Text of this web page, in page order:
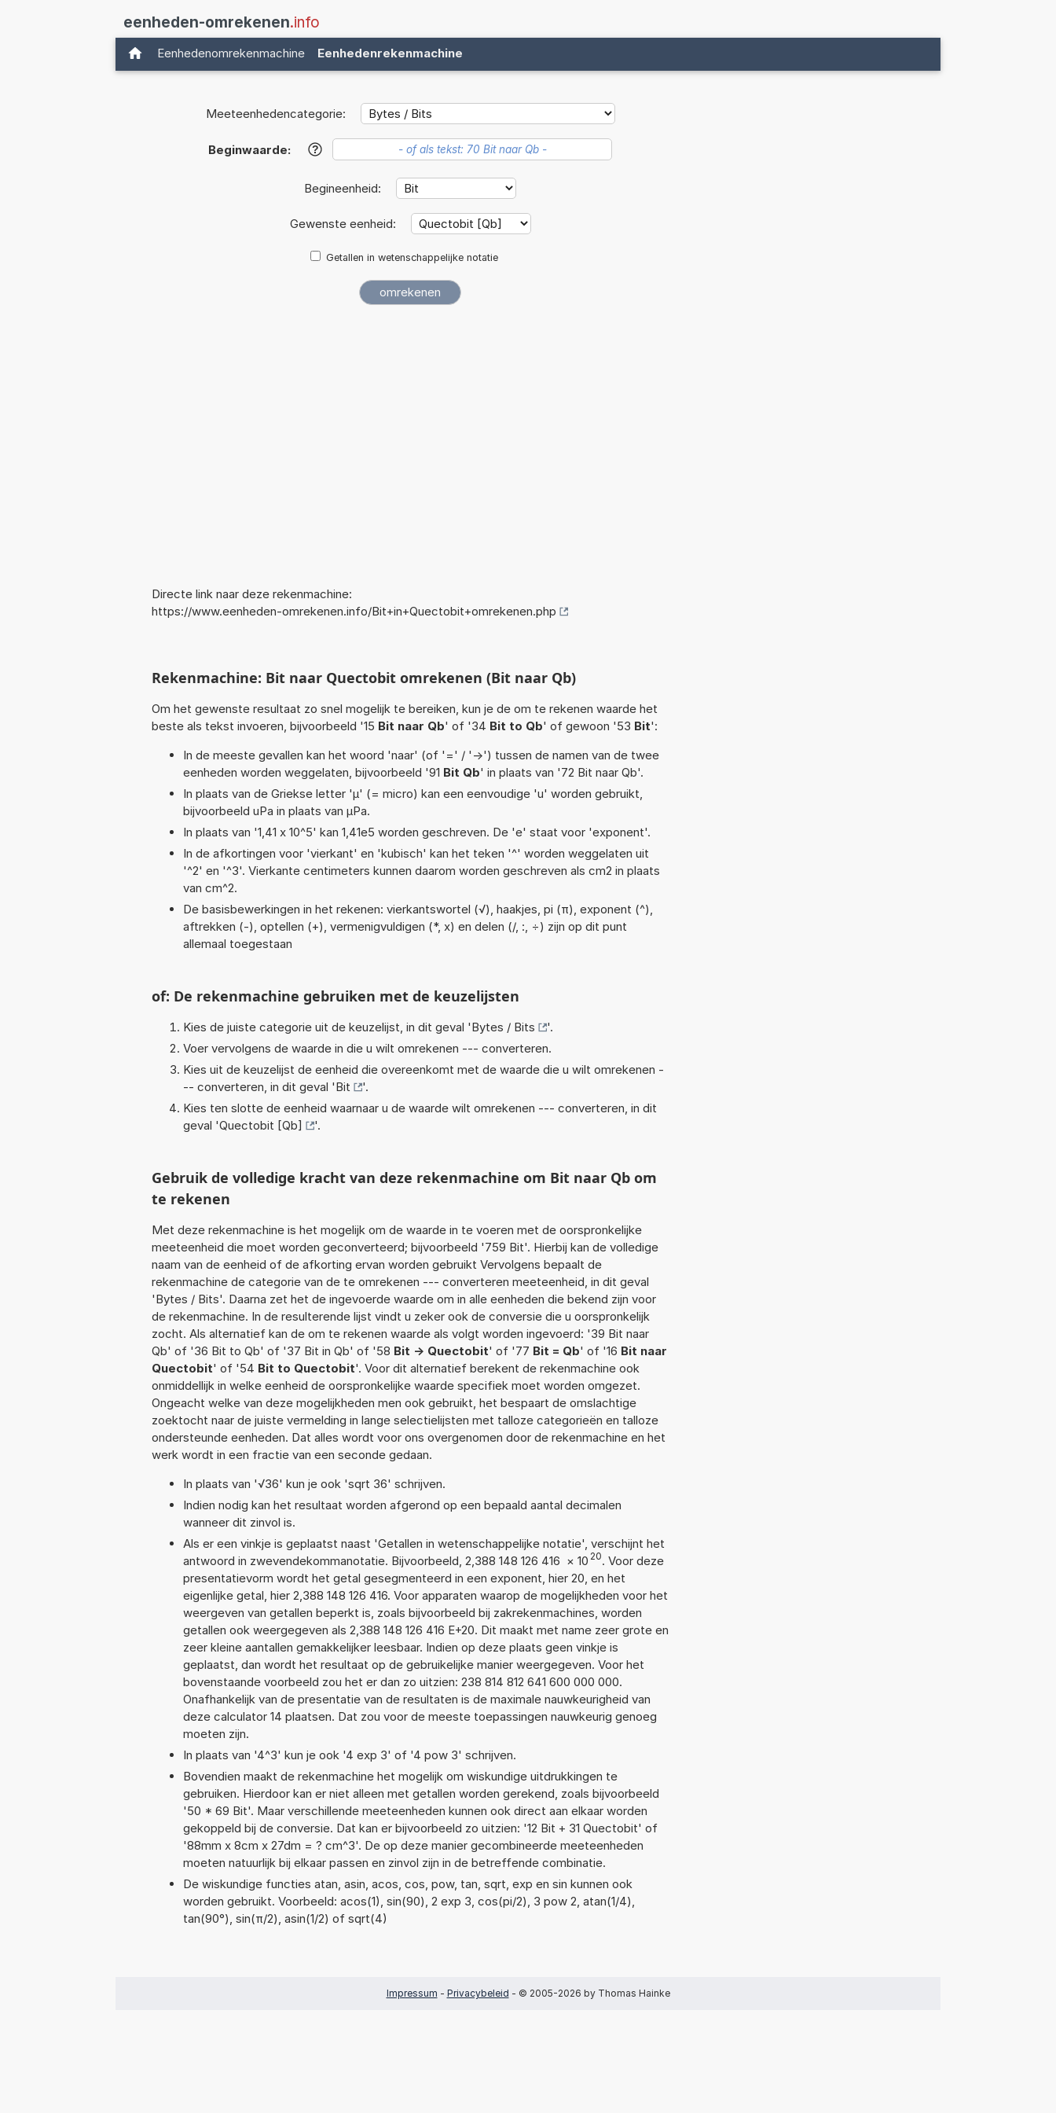
eenheden-omrekenen.info
Eenhedenomrekenmachine Eenhedenrekenmachine
Meeteenhedencategorie:
Beginwaarde: ?
Begineenheid:
Gewenste eenheid:
Getallen in wetenschappelijke notatie
Directe link naar deze rekenmachine:
https://www.eenheden-omrekenen.info/Bit+in+Quectobit+omrekenen.php
Rekenmachine: Bit naar Quectobit omrekenen (Bit naar Qb)
Om het gewenste resultaat zo snel mogelijk te bereiken, kun je de om te rekenen waarde het
beste als tekst invoeren, bijvoorbeeld '15 Bit naar Qb' of '34 Bit to Qb' of gewoon '53 Bit':
In de meeste gevallen kan het woord 'naar' (of '=' / '->') tussen de namen van de twee
eenheden worden weggelaten, bijvoorbeeld '91 Bit Qb' in plaats van '72 Bit naar Qb'.
In plaats van de Griekse letter 'µ' (= micro) kan een eenvoudige 'u' worden gebruikt,
bijvoorbeeld uPa in plaats van µPa.
In plaats van '1,41 x 10^5' kan 1,41e5 worden geschreven. De 'e' staat voor 'exponent'.
In de afkortingen voor 'vierkant' en 'kubisch' kan het teken '^' worden weggelaten uit
'^2' en '^3'. Vierkante centimeters kunnen daarom worden geschreven als cm2 in plaats
van cm^2.
De basisbewerkingen in het rekenen: vierkantswortel (√), haakjes, pi (π), exponent (^),
aftrekken (-), optellen (+), vermenigvuldigen (*, x) en delen (/, :, ÷) zijn op dit punt
allemaal toegestaan
of: De rekenmachine gebruiken met de keuzelijsten
Kies de juiste categorie uit de keuzelijst, in dit geval 'Bytes / Bits
'.
Voer vervolgens de waarde in die u wilt omrekenen --- converteren.
Kies uit de keuzelijst de eenheid die overeenkomt met de waarde die u wilt omrekenen -
-- converteren, in dit geval 'Bit
'.
Kies ten slotte de eenheid waarnaar u de waarde wilt omrekenen --- converteren, in dit
geval 'Quectobit [Qb] '.
Gebruik de volledige kracht van deze rekenmachine om Bit naar Qb om
te rekenen
Met deze rekenmachine is het mogelijk om de waarde in te voeren met de oorspronkelijke
meeteenheid die moet worden geconverteerd; bijvoorbeeld '759 Bit'. Hierbij kan de volledige
naam van de eenheid of de afkorting ervan worden gebruikt Vervolgens bepaalt de
rekenmachine de categorie van de te omrekenen --- converteren meeteenheid, in dit geval
'Bytes / Bits'. Daarna zet het de ingevoerde waarde om in alle eenheden die bekend zijn voor
de rekenmachine. In de resulterende lijst vindt u zeker ook de conversie die u oorspronkelijk
zocht. Als alternatief kan de om te rekenen waarde als volgt worden ingevoerd: '39 Bit naar
Qb' of '36 Bit to Qb' of '37 Bit in Qb' of '58 Bit -> Quectobit' of '77 Bit = Qb' of '16 Bit naar
Quectobit' of '54 Bit to Quectobit'. Voor dit alternatief berekent de rekenmachine ook
onmiddellijk in welke eenheid de oorspronkelijke waarde specifiek moet worden omgezet.
Ongeacht welke van deze mogelijkheden men ook gebruikt, het bespaart de omslachtige
zoektocht naar de juiste vermelding in lange selectielijsten met talloze categorieën en talloze
ondersteunde eenheden. Dat alles wordt voor ons overgenomen door de rekenmachine en het
werk wordt in een fractie van een seconde gedaan.
In plaats van '√36' kun je ook 'sqrt 36' schrijven.
Indien nodig kan het resultaat worden afgerond op een bepaald aantal decimalen
wanneer dit zinvol is.
Als er een vinkje is geplaatst naast 'Getallen in wetenschappelijke notatie', verschijnt het
antwoord in zwevendekommanotatie. Bijvoorbeeld, 2,388 148 126 416 × 10 20. Voor deze
presentatievorm wordt het getal gesegmenteerd in een exponent, hier 20, en het
eigenlijke getal, hier 2,388 148 126 416. Voor apparaten waarop de mogelijkheden voor het
weergeven van getallen beperkt is, zoals bijvoorbeeld bij zakrekenmachines, worden
getallen ook weergegeven als 2,388 148 126 416 E+20. Dit maakt met name zeer grote en
zeer kleine aantallen gemakkelijker leesbaar. Indien op deze plaats geen vinkje is
geplaatst, dan wordt het resultaat op de gebruikelijke manier weergegeven. Voor het
bovenstaande voorbeeld zou het er dan zo uitzien: 238 814 812 641 600 000 000.
Onafhankelijk van de presentatie van de resultaten is de maximale nauwkeurigheid van
deze calculator 14 plaatsen. Dat zou voor de meeste toepassingen nauwkeurig genoeg
moeten zijn.
In plaats van '4^3' kun je ook '4 exp 3' of '4 pow 3' schrijven.
Bovendien maakt de rekenmachine het mogelijk om wiskundige uitdrukkingen te
gebruiken. Hierdoor kan er niet alleen met getallen worden gerekend, zoals bijvoorbeeld
'50 * 69 Bit'. Maar verschillende meeteenheden kunnen ook direct aan elkaar worden
gekoppeld bij de conversie. Dat kan er bijvoorbeeld zo uitzien: '12 Bit + 31 Quectobit' of
'88mm x 8cm x 27dm = ? cm^3'. De op deze manier gecombineerde meeteenheden
moeten natuurlijk bij elkaar passen en zinvol zijn in de betreffende combinatie.
De wiskundige functies atan, asin, acos, cos, pow, tan, sqrt, exp en sin kunnen ook
worden gebruikt. Voorbeeld: acos(1), sin(90), 2 exp 3, cos(pi/2), 3 pow 2, atan(1/4),
tan(90°), sin(π/2), asin(1/2) of sqrt(4)
Impressum - Privacybeleid - © 2005-2026 by Thomas Hainke